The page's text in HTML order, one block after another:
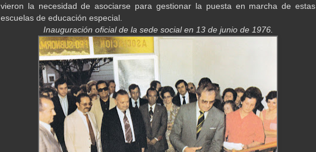
vieron la necesidad de asociarse para gestionar la puesta en marcha de estas
escuelas de educación especial.
Inauguración oficial de la sede social en 13 de junio de 1976.